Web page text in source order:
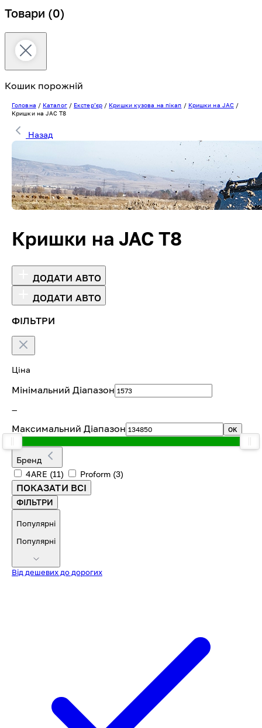
Товари (0)
Кошик порожній
Головна / Каталог/ Екстерʼєр/ Кришки кузова на пікап / Кришки на JAC /
Кришки на JAC T8
Назад
Кришки на JAC T8
ДОДАТИ АВТО
ДОДАТИ АВТО
ФІЛЬТРИ
Ціна
Мінімальний Діапазон
—
Максимальний Діапазон OK
Бренд
4ARE (11) Proform (3)
ПОКАЗАТИ ВСІ
ФІЛЬТРИ
Популярні
Популярні
Від дешевих до дорогих